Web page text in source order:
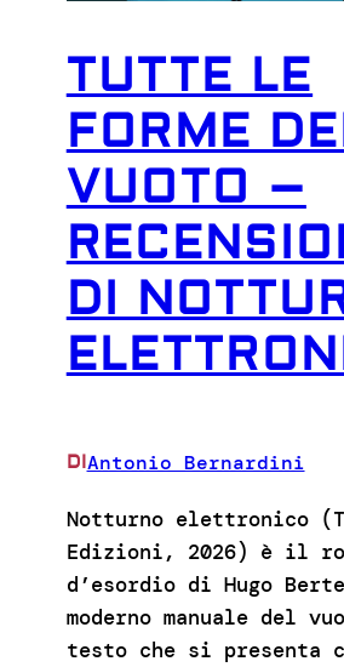
TUTTE LE
FORME
VUOTO –
DI
DIAntonio Bernardini
Notturno elettronico
Edizioni, 2026) è il
d’esordio di Hugo
moderno manuale del
testo che si presenta